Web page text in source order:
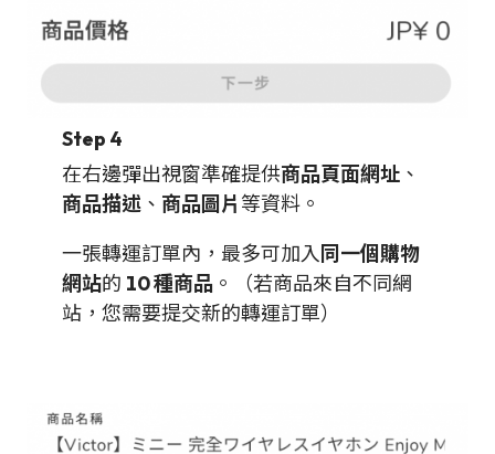
Step 4
在右邊彈出視窗準確提供商品頁面網址 、
商品描述 、 商品圖片 等資料。
一張轉運訂單內，最多可加入同一個購物
網站的 10 種商品 。（若商品來自不同網
站，您需要提交新的轉運訂單）